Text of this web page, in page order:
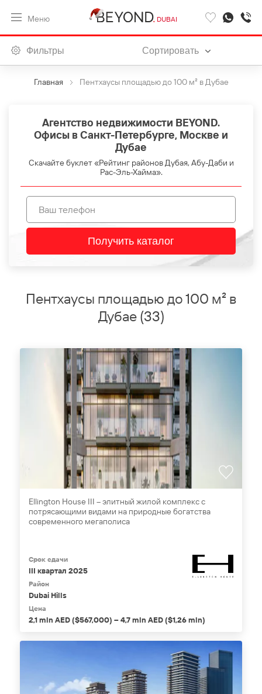
Меню DUBAI
Фильтры Сортировать
Главная Пентхаусы площадью до 100 м² в Дубае
Агентство недвижимости BEYOND.
Офисы в Санкт-Петербурге, Москве и
Дубае
Скачайте буклет «Рейтинг районов Дубая, Абу-Даби и
Рас-Эль-Хайма».
Получить каталог
Пентхаусы площадью до 100 м² в
Дубае(33)
Ellington House III – элитный жилой комплекс с
потрясающими видами на природные богатства
современного мегаполиса
Срок сдачи
III квартал 2025
Район
Dubai Hills
Цена
2,1 mln AED ($567,000) – 4,7 mln AED ($1,26 mln)